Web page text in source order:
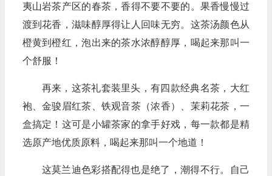
夷山岩茶产区的春茶，香得不要不要的。果香慢慢过
渡到花香，滋味醇厚得让人回味无穷。这茶汤颜色从
橙黄到橙红，泡出来的茶水浓醇醇厚，喝起来那叫一
个舒服！
再来，这茶礼套装里头，有四款经典名茶，大红
袍、金骏眉红茶、铁观音茶（浓香）、茉莉花茶，一
盒搞定！这可是小罐茶家的拿手好戏，每一款都是精
选原产地优质原料，喝起来那叫一个地道！
这莫兰迪色彩搭配得也是绝了，潮得不行。自己